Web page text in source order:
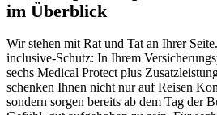
im Überblick
Wir stehen mit Rat und Tat an Ihrer
inclusive-Schutz: In Ihrem
sechs Medical Protect plus
schenken Ihnen nicht nur auf Reisen
sondern sorgen bereits ab dem Tag der